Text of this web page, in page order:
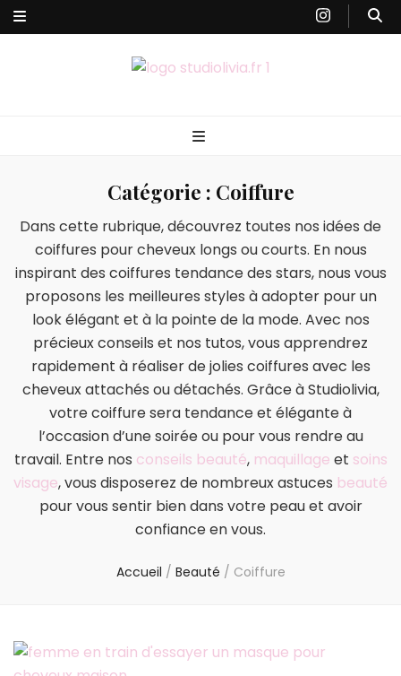
Catégorie : Coiffure
Dans cette rubrique, découvrez toutes nos idées de
coiffures pour cheveux longs ou courts. En nous
inspirant des coiffures tendance des stars, nous vous
proposons les meilleures styles à adopter pour un
look élégant et à la pointe de la mode. Avec nos
précieux conseils et nos tutos, vous apprendrez
rapidement à réaliser de jolies coiffures avec les
cheveux attachés ou détachés. Grâce à Studiolivia,
votre coiffure sera tendance et élégante à
l’occasion d’une soirée ou pour vous rendre au
travail. Entre nos conseils beauté, maquillage et soins
visage, vous disposerez de nombreux astuces beauté
pour vous sentir bien dans votre peau et avoir
confiance en vous.
Accueil / Beauté / Coiffure